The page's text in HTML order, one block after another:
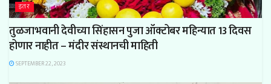
इतर
तुळजाभवानी देवीच्या सिंहासन पुजा ऑक्टोबर महिन्यात 13 दिवस
होणार नाहीत – मंदीर संस्थानची माहिती
SEPTEMBER 22, 2023